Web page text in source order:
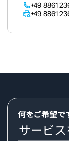
+49 8861
+49 8861
何をご希望で
サービ